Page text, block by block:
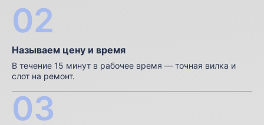
02
Называем цену и время
В течение 15 минут в рабочее время — точная вилка и
слот на ремонт.
03